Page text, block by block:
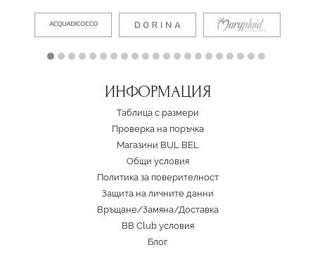
ИНФОРМАЦИЯ
Таблица с размери
Проверка на поръчка
Магазини BUL BEL
Oбщи условия
Политика за поверителност
Защита на личните данни
Връщане/Замяна/Доставка
BB Club условия
Блог